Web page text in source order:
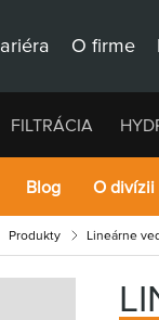
O firme
FILTRÁCIA
Blog O divízii
Produkty Lineárne